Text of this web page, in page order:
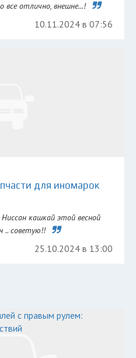
все отлично, внешне...!
10.11.2024 в 07:56
для иномарок
кашкай этой весной
.. советую!!
25.10.2024 в 13:00